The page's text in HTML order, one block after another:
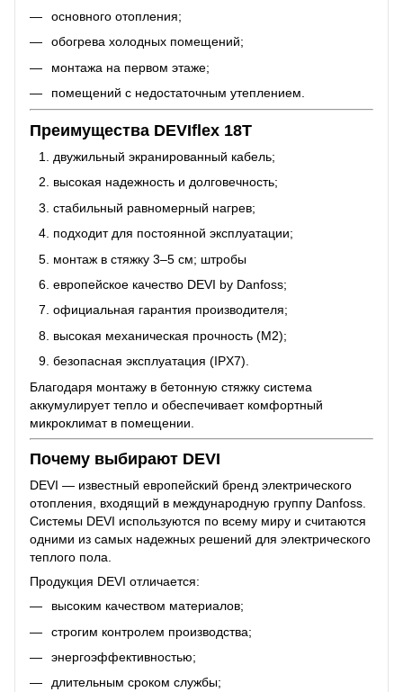
основного отопления;
обогрева холодных помещений;
монтажа на первом этаже;
помещений с недостаточным утеплением.
Преимущества DEVIflex 18T
двужильный экранированный кабель;
высокая надежность и долговечность;
стабильный равномерный нагрев;
подходит для постоянной эксплуатации;
монтаж в стяжку 3–5 см; штробы
европейское качество DEVI by Danfoss;
официальная гарантия производителя;
высокая механическая прочность (M2);
безопасная эксплуатация (IPX7).
Благодаря монтажу в бетонную стяжку система
аккумулирует тепло и обеспечивает комфортный
микроклимат в помещении.
Почему выбирают DEVI
DEVI — известный европейский бренд электрического
отопления, входящий в международную группу Danfoss.
Системы DEVI используются по всему миру и считаются
одними из самых надежных решений для электрического
теплого пола.
Продукция DEVI отличается:
высоким качеством материалов;
строгим контролем производства;
энергоэффективностью;
длительным сроком службы;